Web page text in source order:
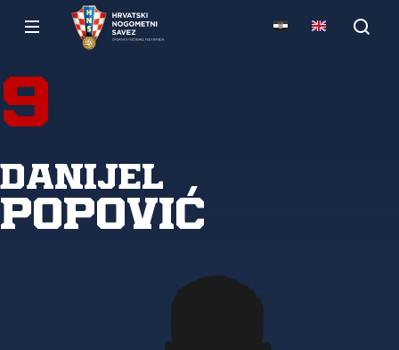
9
Danijel
Popović